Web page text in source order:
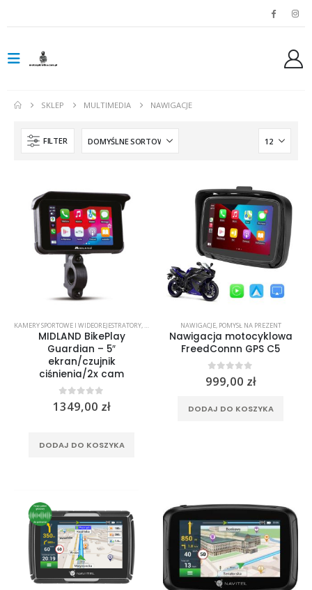
SKLEP MULTIMEDIA NAWIGACJE
FILTER
KAMERY SPORTOWE I WIDEOREJESTRATORY, NAWIGACJE
MIDLAND BikePlay
Guardian – 5″
ekran/czujnik
ciśnienia/2x cam
0 out of 5
1349,00 zł
DODAJ DO KOSZYKA
NAWIGACJE, POMYSŁ NA PREZENT
Nawigacja motocyklowa
FreedConnn GPS C5
0out of 5
999,00 zł
DODAJ DO KOSZYKA
799,00zł
299,00zł
0out of 5